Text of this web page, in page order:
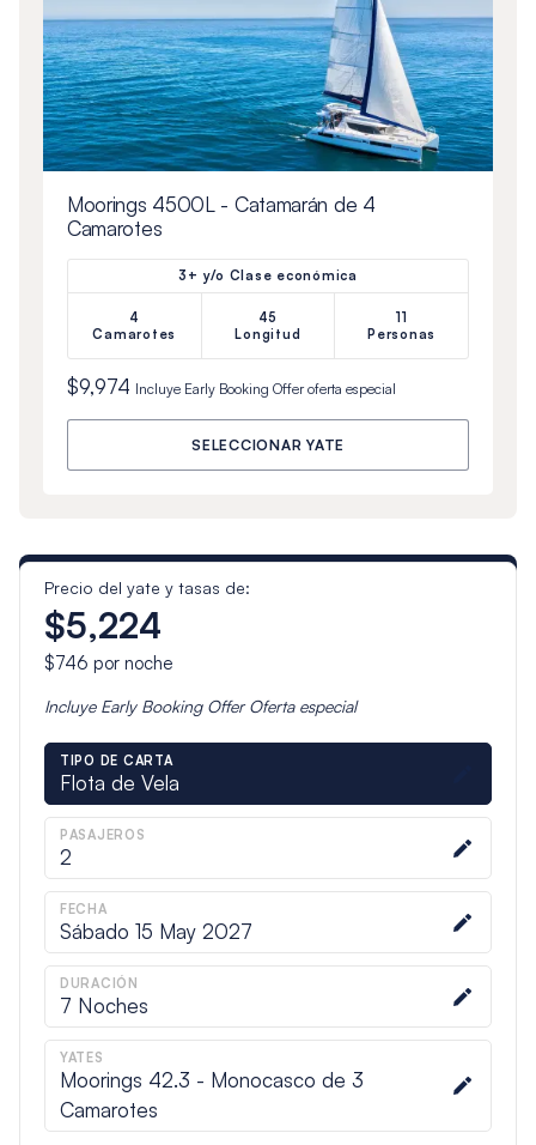
Moorings 4500L - Catamarán de 4
Camarotes
3+ y/o Clase económica
4
Camarotes
45
Longitud
11
Personas
$9,974 Incluye Early Booking Offeroferta especial
SELECCIONAR YATE
Precio del yate y tasas de:
$5,224
$746 por noche
Incluye Early Booking OfferOferta especial
TIPO DE CARTA
Flota de Vela
PASAJEROS
2
FECHA
Sábado 15 May 2027
DURACIÓN
7 Noches
YATES
Moorings 42.3 - Monocasco de 3
Camarotes